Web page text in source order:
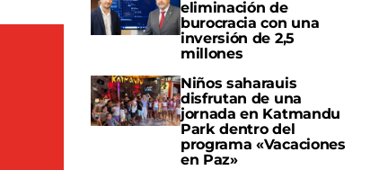
eliminación de
burocracia con una
inversión de 2,5
millones
Niños saharauis
disfrutan de una
jornada en Katmandu
Park dentro del
programa «Vacaciones
en Paz»